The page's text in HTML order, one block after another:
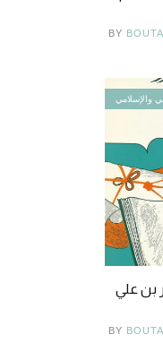
BY
والإسلامي
بن علي
BY